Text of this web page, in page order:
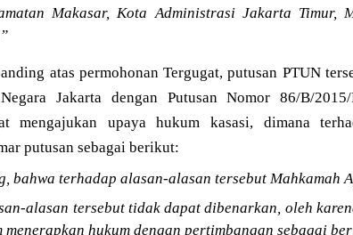
Makasar, Kota Administrasi Jakarta Timur,
atas permohonan Tergugat, putusan PTUN
Jakarta dengan Putusan Nomor 86/B/
mengajukan upaya hukum kasasi, dimana
putusan sebagai berikut:
bahwa terhadap alasan-alasan tersebut Mahkamah
alasan tersebut tidak dapat dibenarkan, oleh
hukum dengan pertimbangan sebagai